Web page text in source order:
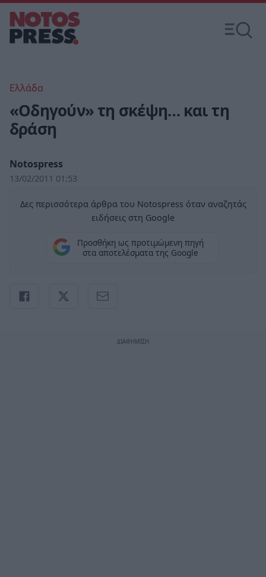
Ελλάδα
«Οδηγούν» τη σκέψη… και τη
δράση
Notospress
13/02/2011 01:53
Δες περισσότερα άρθρα του Notospress όταν αναζητάς
ειδήσεις στη Google
Προσθήκη ως προτιμώμενη πηγή
στα αποτελέσματα της Google